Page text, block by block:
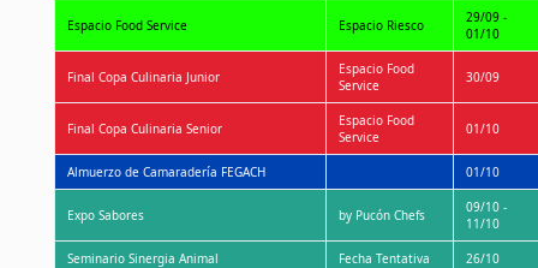
Espacio Food Service Espacio Riesco
29/09 -
01/10
Final Copa Culinaria Junior
Espacio Food
Service
30/09
Final Copa Culinaria Senior
Espacio Food
Service
01/10
Almuerzo de Camaradería FEGACH 01/10
Expo Sabores by Pucón Chefs
09/10 -
11/10
Seminario Sinergia Animal Fecha Tentativa 26/10